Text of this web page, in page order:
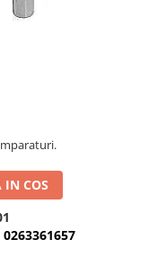
IN COS
0263361657